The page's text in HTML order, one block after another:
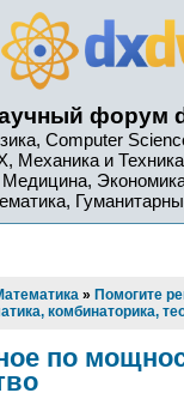
форум
Computer
Механика и
Медицина,
» Помогите
комбинаторика,
по